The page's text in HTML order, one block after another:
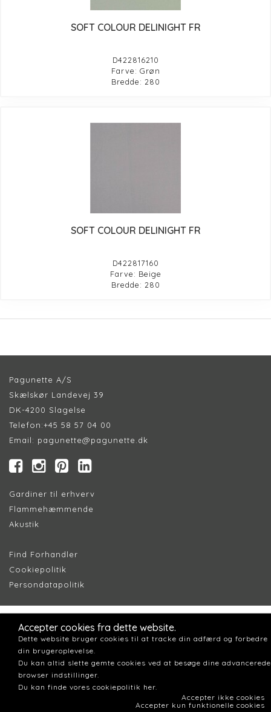
SOFT COLOUR DELINIGHT FR
D422816210
Farve: Grøn
Bredde: 280
SOFT COLOUR DELINIGHT FR
D422817160
Farve: Beige
Bredde: 280
Pagunette A/S
Skælskør Landevej 39
DK-4200 Slagelse
Telefon:+45 58 57 04 00
Email: pagunette@pagunette.dk
Gardiner til erhverv
Flammehæmmende
Akustik
Find Forhandler
Cookiepolitik
Persondatapolitik
Accepter cookies fra dette website.
Dette website bruger cookies til at tracke din adfærd og forbedre
din brugeroplevelse.
Du kan altid slette gemte cookies ved at besøge dine advancerede
browser indstillinger.
Du kan finde vores cookiepolitik her.
Accepter ikke cookies
Accepter kun funktionelle cookies